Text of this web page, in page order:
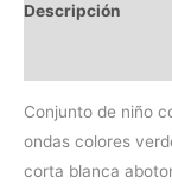
Descripción
Conjunto de niño
ondas colores
corta blanca